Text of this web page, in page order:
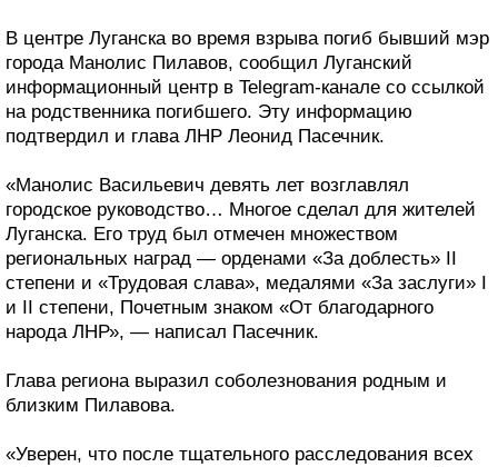
В центре Луганска во время взрыва погиб бывший мэр
города Манолис Пилавов, сообщил Луганский
информационный центр в Telegram-канале со ссылкой
на родственника погибшего. Эту информацию
подтвердил и глава ЛНР Леонид Пасечник.
«Манолис Васильевич девять лет возглавлял
городское руководство… Многое сделал для жителей
Луганска. Его труд был отмечен множеством
региональных наград — орденами «За доблесть» II
степени и «Трудовая слава», медалями «За заслуги» I
и II степени, Почетным знаком «От благодарного
народа ЛНР», — написал Пасечник.
Глава региона выразил соболезнования родным и
близким Пилавова.
«Уверен, что после тщательного расследования всех